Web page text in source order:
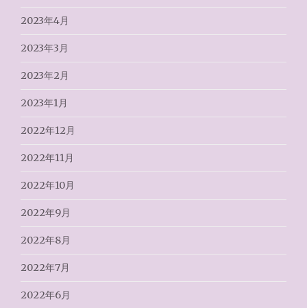
2023年4月
2023年3月
2023年2月
2023年1月
2022年12月
2022年11月
2022年10月
2022年9月
2022年8月
2022年7月
2022年6月